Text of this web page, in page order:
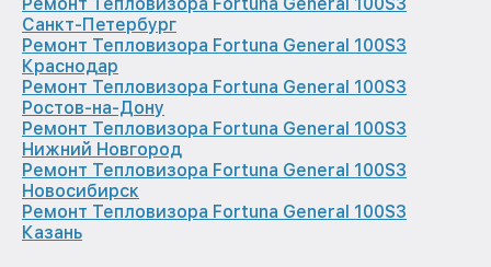
Санкт-Петербург
Ремонт Тепловизора Fortuna General 100S3
Краснодар
Ремонт Тепловизора Fortuna General 100S3
Ростов-на-Дону
Ремонт Тепловизора Fortuna General 100S3
Нижний Новгород
Ремонт Тепловизора Fortuna General 100S3
Новосибирск
Ремонт Тепловизора Fortuna General 100S3
Казань